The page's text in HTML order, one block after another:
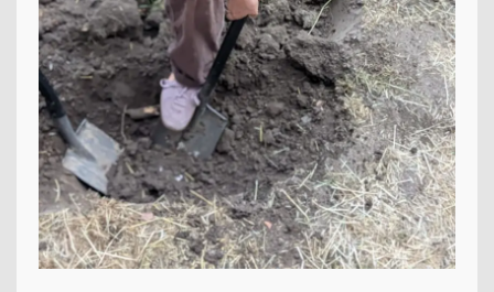
LERNEN
Fächer
Erprobungsstufe
Mittelstufe
Oberstufe